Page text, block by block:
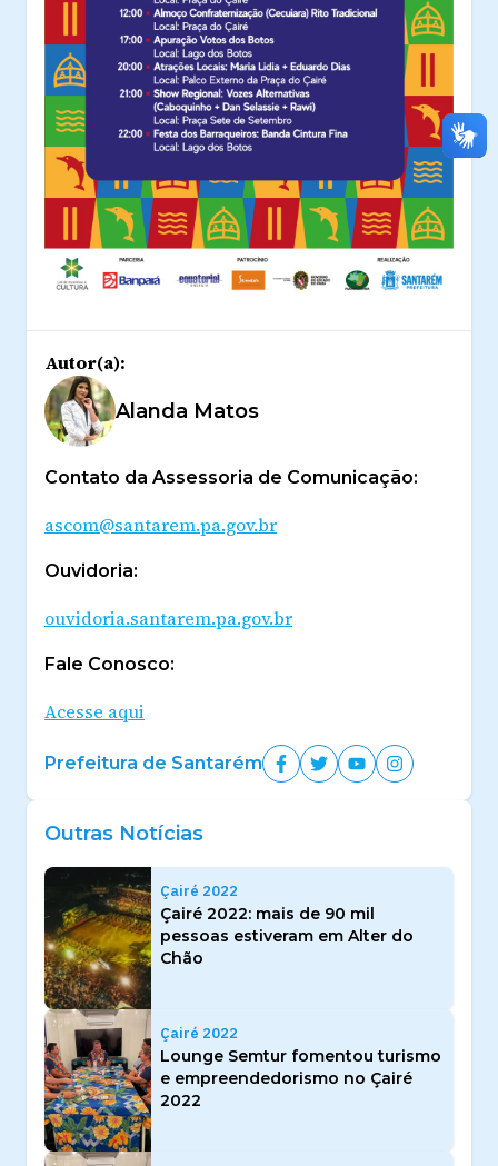
Autor(a):
Alanda Matos
Contato da Assessoria de Comunicação:
ascom@santarem.pa.gov.br
Ouvidoria:
ouvidoria.santarem.pa.gov.br
Fale Conosco:
Acesse aqui
Prefeitura de Santarém
Outras Notícias
Çairé 2022
Çairé 2022: mais de 90 mil
pessoas estiveram em Alter do
Chão
Çairé 2022
Lounge Semtur fomentou turismo
e empreendedorismo no Çairé
2022